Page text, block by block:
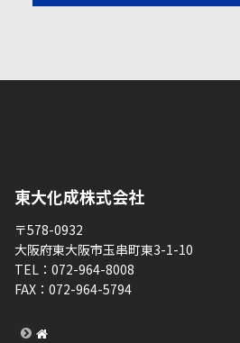
東大化成株式会社
〒578-0932
大阪府東大阪市玉串町東3-1-10
TEL： 072-964-8008
FAX： 072-964-5794